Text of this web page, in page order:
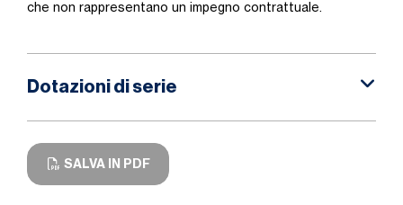
che non rappresentano un impegno contrattuale.
Dotazioni di serie
SALVA IN PDF